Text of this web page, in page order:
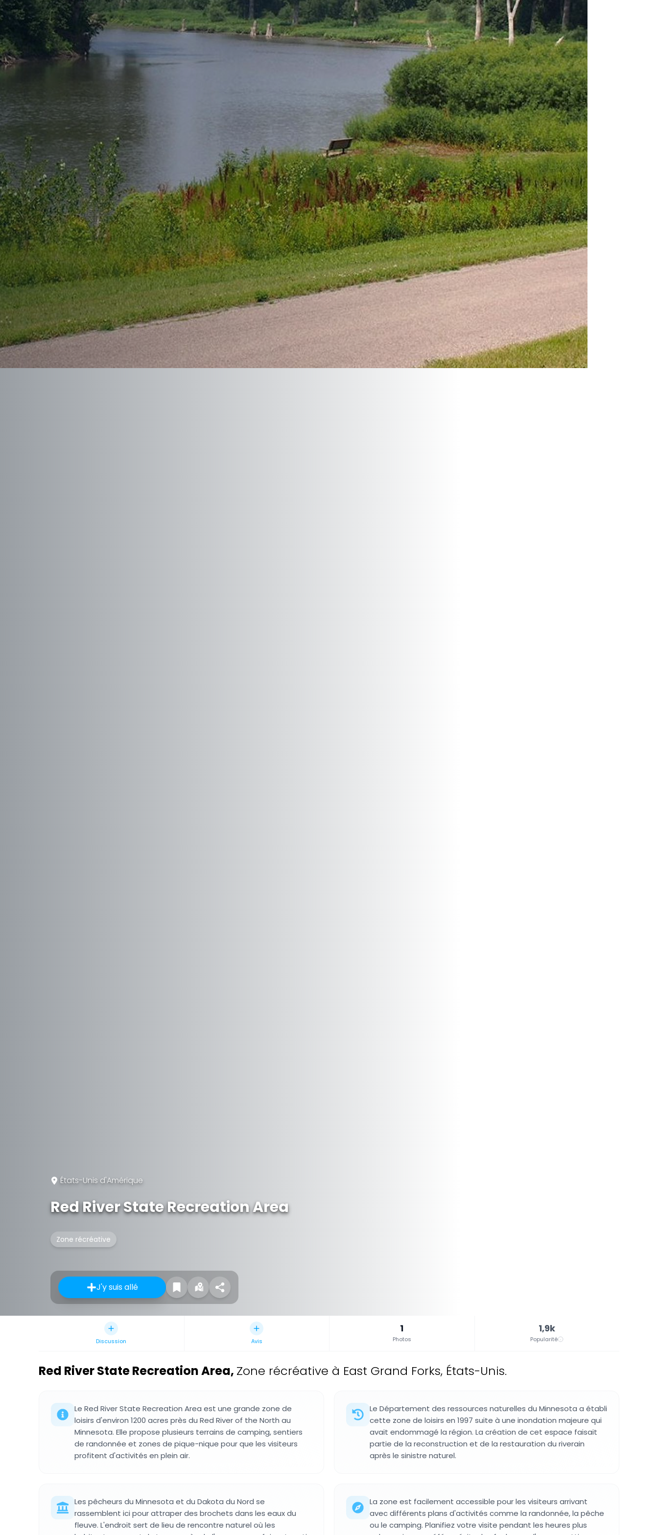
États-Unis d'Amérique
Red River State Recreation Area
Zone récréative
J'y suis allé
Discussion Avis
1
Photos
1,9k
Popularité
Red River State Recreation Area, Zone récréative à East Grand Forks, États-Unis.
Le Red River State Recreation Area est une grande zone de
loisirs d'environ 1200 acres près du Red River of the North au
Minnesota. Elle propose plusieurs terrains de camping, sentiers
de randonnée et zones de pique-nique pour que les visiteurs
profitent d'activités en plein air.
Le Département des ressources naturelles du Minnesota a établi
cette zone de loisirs en 1997 suite à une inondation majeure qui
avait endommagé la région. La création de cet espace faisait
partie de la reconstruction et de la restauration du riverain
après le sinistre naturel.
Les pêcheurs du Minnesota et du Dakota du Nord se
rassemblent ici pour attraper des brochets dans les eaux du
fleuve. L'endroit sert de lieu de rencontre naturel où les
La zone est facilement accessible pour les visiteurs arrivant
avec différents plans d'activités comme la randonnée, la pêche
ou le camping. Planifiez votre visite pendant les heures plus